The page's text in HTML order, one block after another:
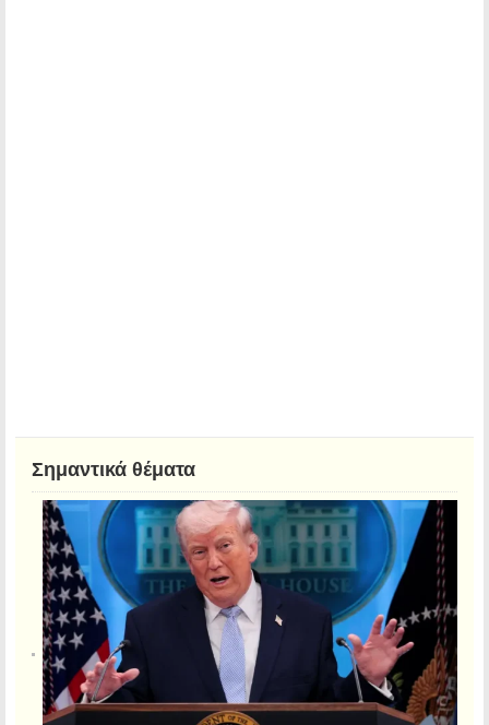
Σημαντικά θέματα